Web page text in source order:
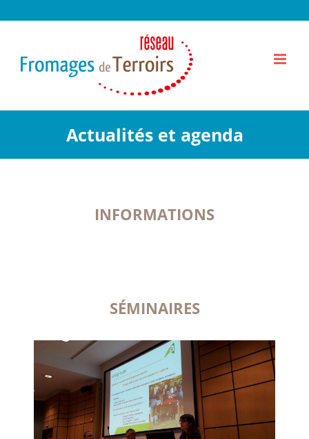
Actualités et agenda
INFORMATIONS
SÉMINAIRES